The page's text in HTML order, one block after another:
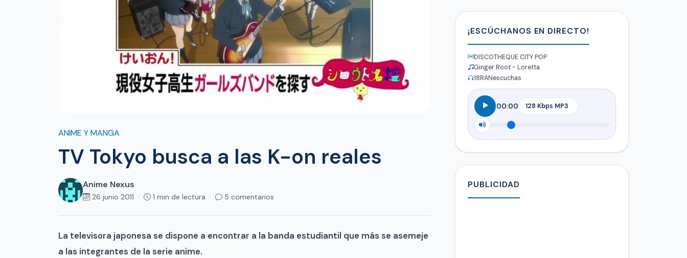
ANIME Y MANGA
TV Tokyo busca a las K-on reales
Anime Nexus
26 junio 2011 · 1 min de lectura · 5 comentarios
La televisora japonesa se dispone a encontrar a la banda estudiantil que más se asemeje
a las integrantes de la serie anime.
¡ESCÚCHANOS EN DIRECTO!
DISCOTHEQUE CITY POP
Ginger Root - Loretta
18RANescuchas
00:00
PUBLICIDAD